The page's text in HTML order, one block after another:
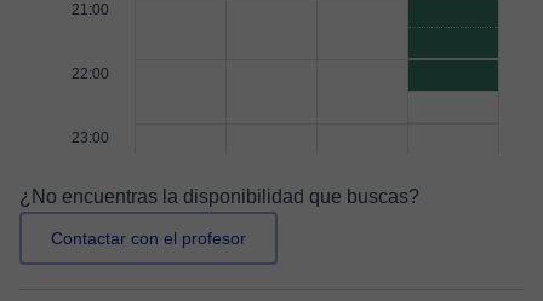
21:00
22:00
23:00
¿No encuentras la disponibilidad que buscas?
Contactar con el profesor